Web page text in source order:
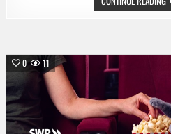
–
0 11